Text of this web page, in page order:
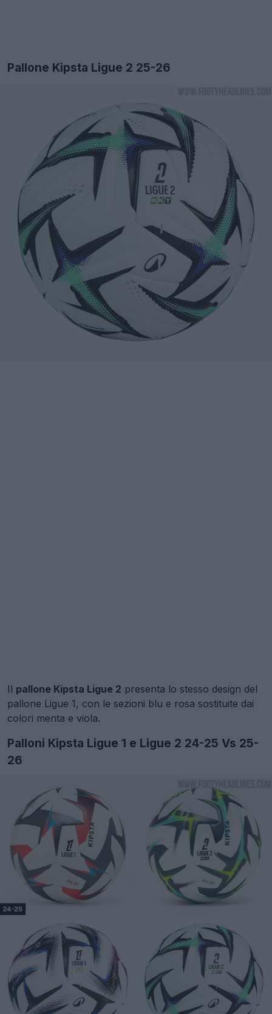
Pallone Kipsta Ligue 2 25-26
Il pallone Kipsta Ligue 2 presenta lo stesso design del
pallone Ligue 1, con le sezioni blu e rosa sostituite dai
colori menta e viola.
Palloni Kipsta Ligue 1 e Ligue 2 24-25 Vs 25-
26